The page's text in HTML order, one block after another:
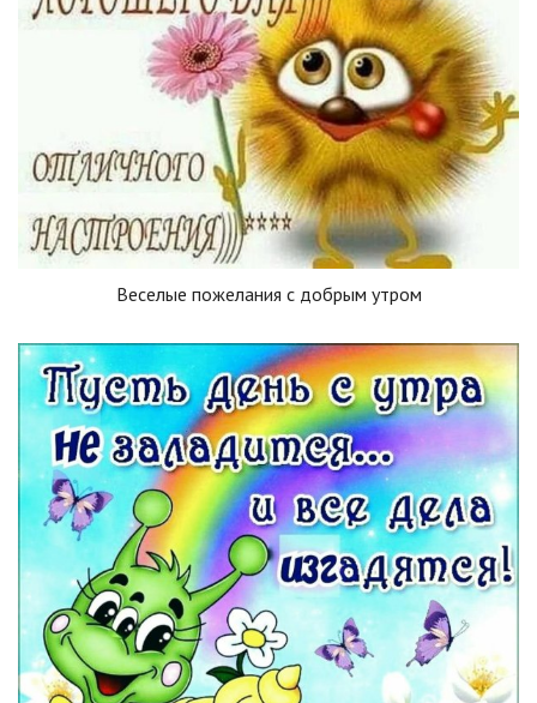
Веселые пожелания с добрым утром